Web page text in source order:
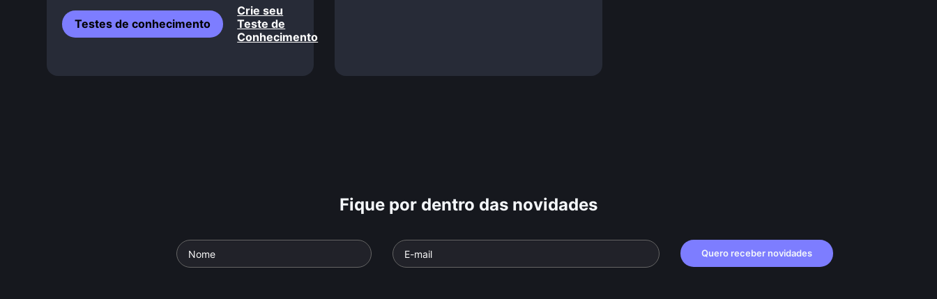
Testes de conhecimento
Crie seu
Teste de
Conhecimento
Fique por dentro das novidades
Quero receber novidades